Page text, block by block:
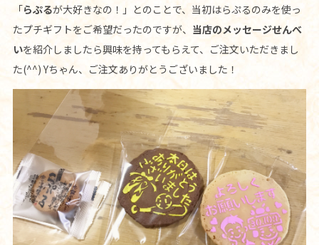
「らぷるが大好きなの！」とのことで、当初はらぷるのみを使っ
たプチギフトをご希望だったのですが、 当店のメッセージせんべ
いを紹介しましたら興味を持ってもらえて、ご注文いただきまし
た(^^) Yちゃん、ご注文ありがとうございました！